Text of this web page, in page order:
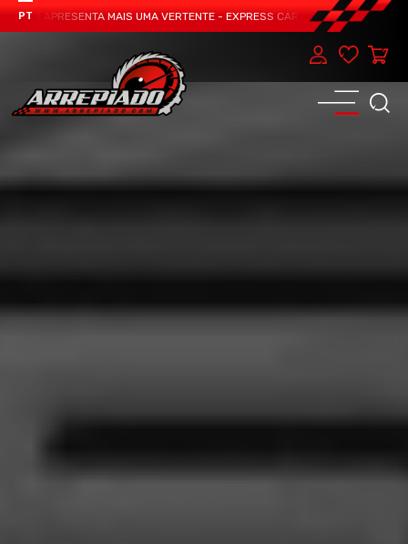
PT
APRESENTA MAIS UMA VERTENTE - EXPRESS CAR SERVICE, MANUTENÇÃO